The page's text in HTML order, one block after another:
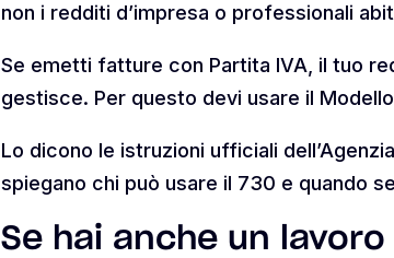
non i redditi d’impresa o professionali
Se emetti fatture con Partita IVA, il tuo
gestisce. Per questo devi usare il
Lo dicono le istruzioni ufficiali
spiegano chi può usare il 730 e quando
Se hai anche un